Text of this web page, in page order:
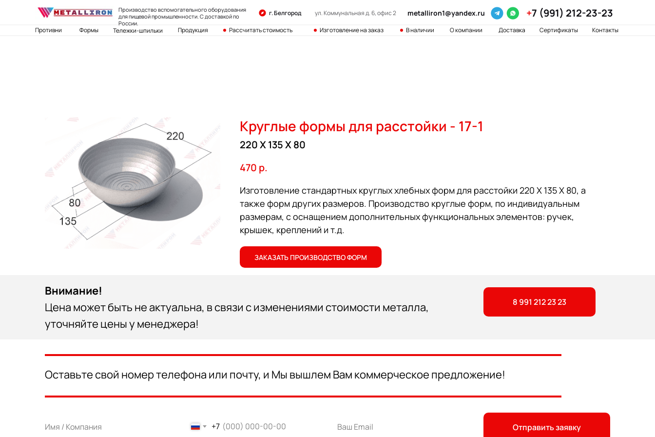
ул. Коммунальная д. 6, офис 2 +7 (991) 212-23-23
metalliron1@yandex.ru
Противни Формы Продукция Рассчитать стоимость Изготовление на заказ Доставка Сертификаты Контакты
г. Белгород
О компании
Тележки-шпильки В наличии
Производство вспомогательного оборудования
для пищевой промышленности. С доставкой по
России.
Круглые формы для расстойки - 17-1
220 Х 135 Х 80
470 р.
Изготовление стандартных круглых хлебных форм для расстойки 220 Х 135 Х 80, а
также форм других размеров. Производство круглые форм, по индивидуальным
размерам, с оснащением дополнительных функциональных элементов: ручек,
крышек, креплений и т.д.
ЗАКАЗАТЬ ПРОИЗВОДСТВО ФОРМ
Внимание!
Цена может быть не актуальна, в связи с изменениями стоимости металла,
уточняйте цены у менеджера!
8 991 212 23 23
Оставьте свой номер телефона или почту, и Мы вышлем Вам коммерческое предложение!
+7 Отправить заявку